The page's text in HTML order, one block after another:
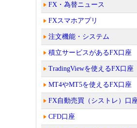
FX・為替ニュース
FXスマホアプリ
注文機能・システム
積立サービスがあるFX口座
TradingViewを使えるFX口座
MT4やMT5を使えるFX口座
FX自動売買（シストレ）口
CFD口座